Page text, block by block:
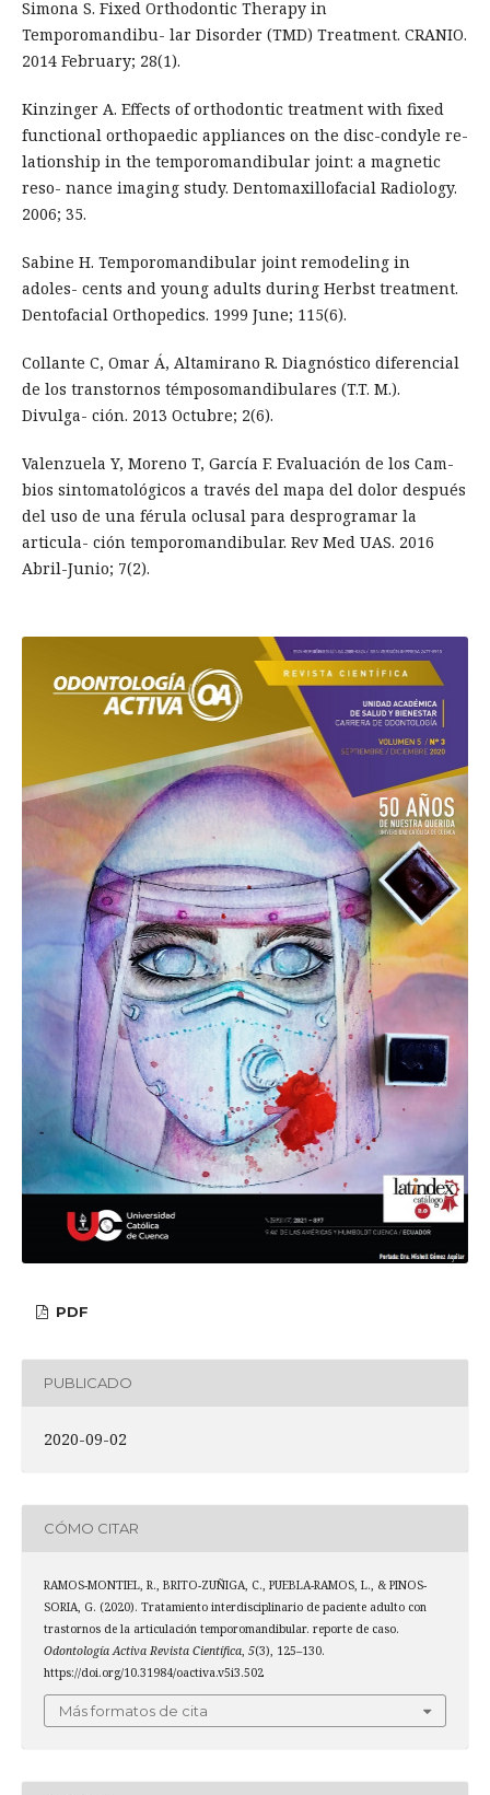
Simona S. Fixed Orthodontic Therapy in
Temporomandibu- lar Disorder (TMD) Treatment. CRANIO.
2014 February; 28(1).
Kinzinger A. Effects of orthodontic treatment with fixed
functional orthopaedic appliances on the disc-condyle re-
lationship in the temporomandibular joint: a magnetic
reso- nance imaging study. Dentomaxillofacial Radiology.
2006; 35.
Sabine H. Temporomandibular joint remodeling in
adoles- cents and young adults during Herbst treatment.
Dentofacial Orthopedics. 1999 June; 115(6).
Collante C, Omar Á, Altamirano R. Diagnóstico diferencial
de los transtornos témposomandibulares (T.T. M.).
Divulga- ción. 2013 Octubre; 2(6).
Valenzuela Y, Moreno T, García F. Evaluación de los Cam-
bios sintomatológicos a través del mapa del dolor después
del uso de una férula oclusal para desprogramar la
articula- ción temporomandibular. Rev Med UAS. 2016
Abril-Junio; 7(2).
PDF
PUBLICADO
2020-09-02
CÓMO CITAR
RAMOS-MONTIEL, R., BRITO-ZUÑIGA, C., PUEBLA-RAMOS, L., & PINOS-
SORIA, G. (2020). Tratamiento interdisciplinario de paciente adulto con
trastornos de la articulación temporomandibular. reporte de caso.
Odontología Activa Revista Científica, 5(3), 125–130.
https://doi.org/10.31984/oactiva.v5i3.502
Más formatos de cita